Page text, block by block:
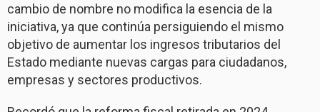
cambio de nombre no modifica la esencia de la
iniciativa, ya que continúa persiguiendo el mismo
objetivo de aumentar los ingresos tributarios del
Estado mediante nuevas cargas para ciudadanos,
empresas y sectores productivos.